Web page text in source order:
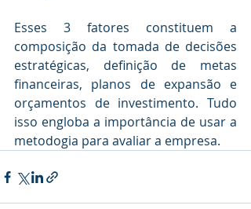
Esses 3 fatores constituem a
composição da tomada de decisões
estratégicas, definição de metas
financeiras, planos de expansão e
orçamentos de investimento. Tudo
isso engloba a importância de usar a
metodogia para avaliar a empresa.